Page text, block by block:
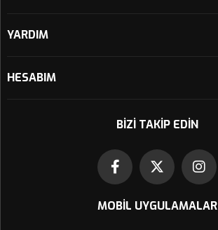
YARDIM
HESABIM
BIZI TAKIP EDIN
MOBIL UYGULAMALAR